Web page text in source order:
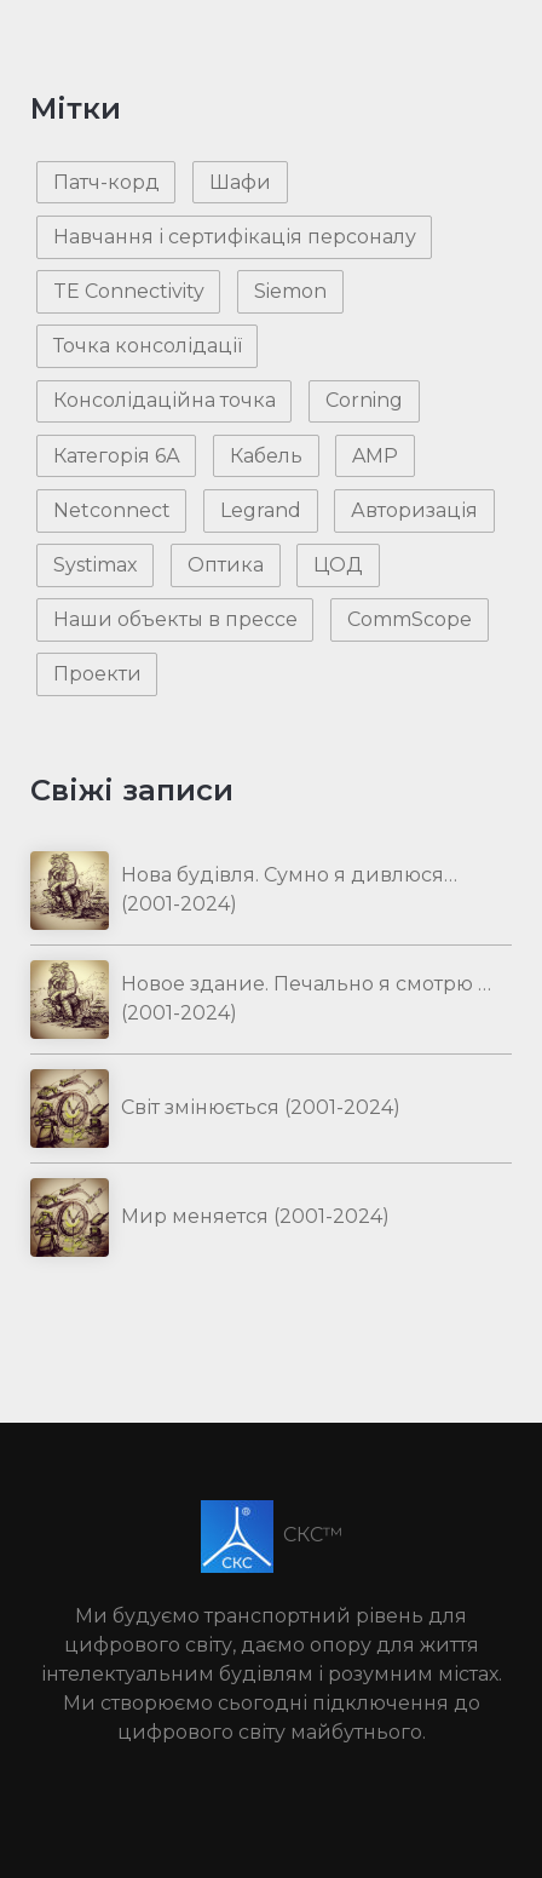
Мітки
Патч-корд Шафи
Навчання і сертифікація персоналу
TE Connectivity Siemon
Точка консолідації
Консолідаційна точка Corning
Категорія 6А Кабель AMP
Netconnect Legrand Авторизація
Systimax Оптика ЦОД
Наши объекты в прессе CommScope
Проекти
Свіжі записи
Нова будівля. Сумно я дивлюся…
(2001-2024)
Новое здание. Печально я смотрю …
(2001-2024)
Світ змінюється (2001-2024)
Мир меняется (2001-2024)
СКС™
Ми будуємо транспортний рівень для
цифрового світу, даємо опору для життя
інтелектуальним будівлям і розумним містах.
Ми створюємо сьогодні підключення до
цифрового світу майбутнього.